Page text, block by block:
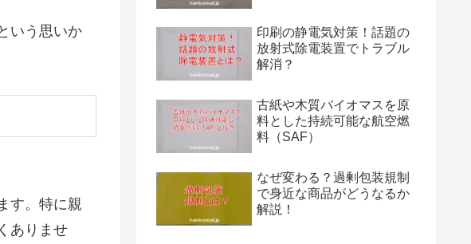
いう思いか
す。特に親
ありませ
印刷の静電気対策！話題の
放射式除電装置でトラブル
解消？
古紙や木質バイオマスを原
料とした持続可能な航空燃
料（SAF）
なぜ変わる？過剰包装規制
で身近な商品がどうなるか
解説！